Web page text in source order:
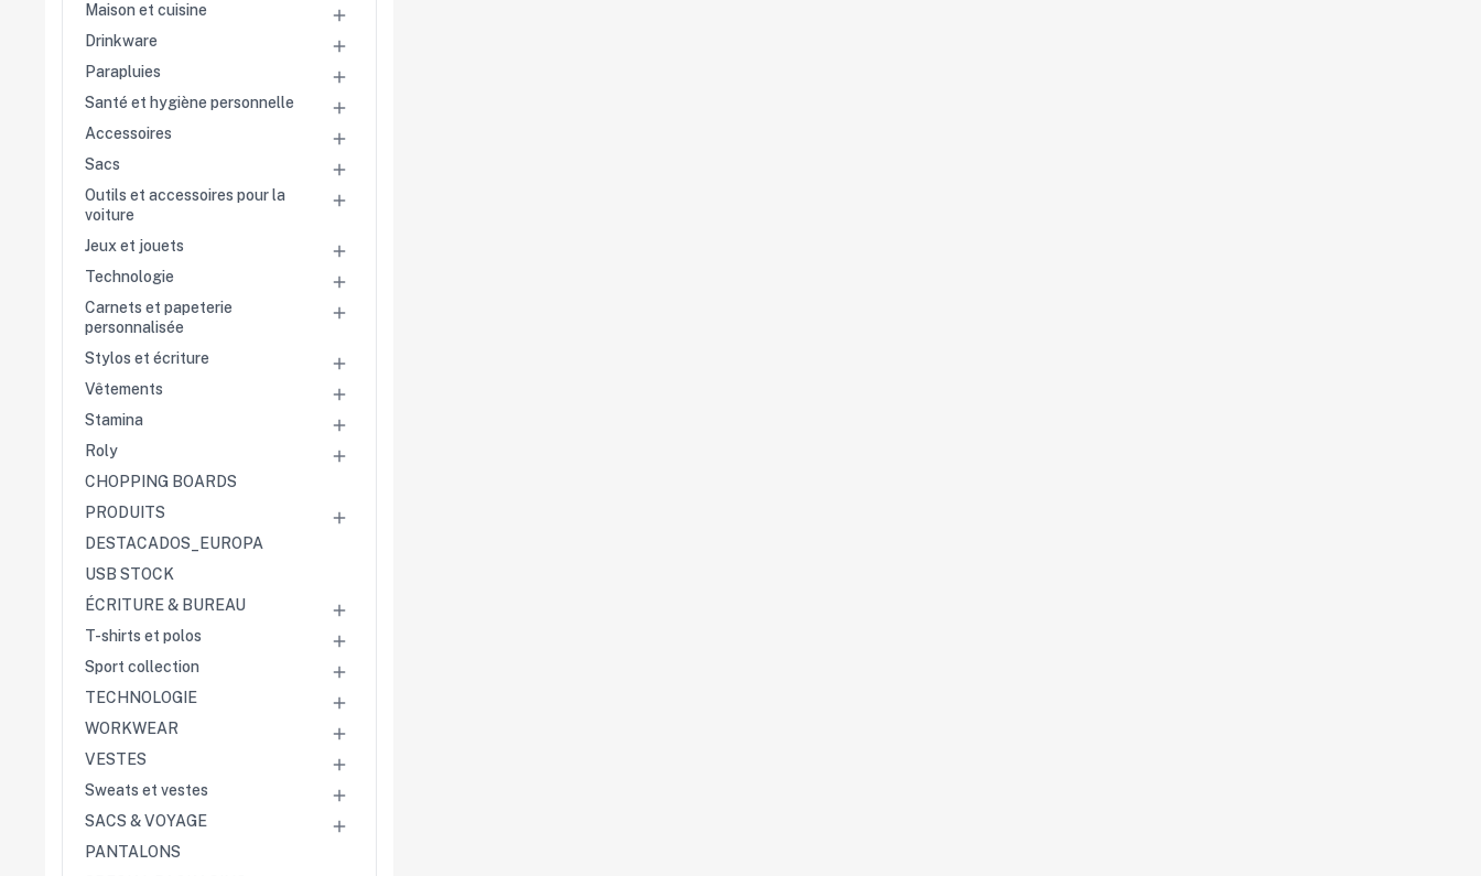
Maison et cuisine 
Drinkware 
Parapluies 
Santé et hygiène personnelle 
Accessoires 
Sacs 
Outils et accessoires pour la
voiture

Jeux et jouets 
Technologie 
Carnets et papeterie
personnalisée

Stylos et écriture 
Vêtements 
Stamina 
Roly 
CHOPPING BOARDS
PRODUITS

DESTACADOS_EUROPA
USB STOCK
ÉCRITURE & BUREAU

T-shirts et polos 
Sport collection 
TECHNOLOGIE 
WORKWEAR 
VESTES 
Sweats et vestes 
SACS & VOYAGE 
PANTALONS